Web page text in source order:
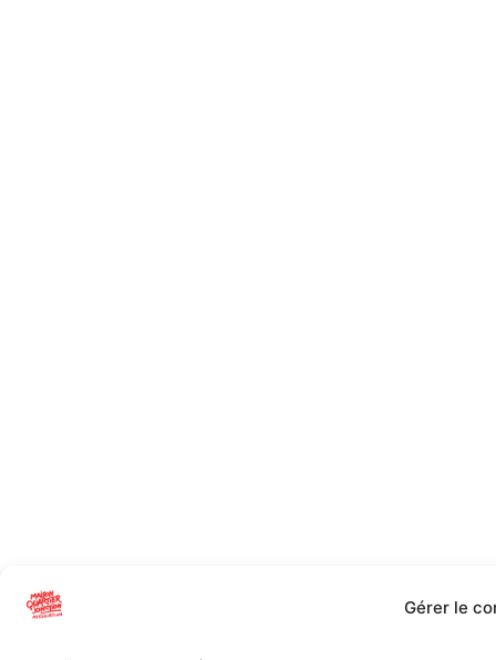
Gérer le